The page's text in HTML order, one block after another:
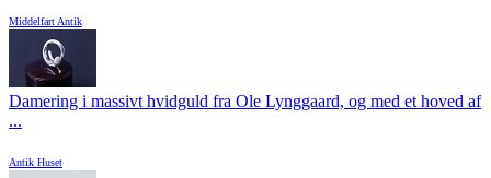
Middelfart Antik
Damering i massivt hvidguld fra Ole Lynggaard, og med et hoved af
...
Antik Huset